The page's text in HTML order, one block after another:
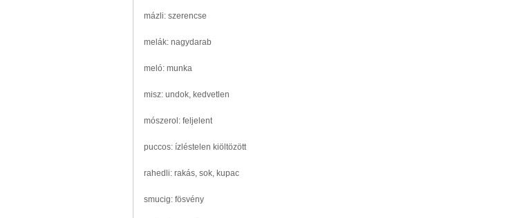
mázli: szerencse
melák: nagydarab
meló: munka
misz: undok, kedvetlen
mószerol: feljelent
puccos: ízléstelen kiöltözött
rahedli: rakás, sok, kupac
smucig: fösvény